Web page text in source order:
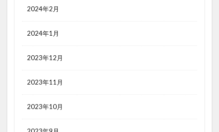
2024年2月
2024年1月
2023年12月
2023年11月
2023年10月